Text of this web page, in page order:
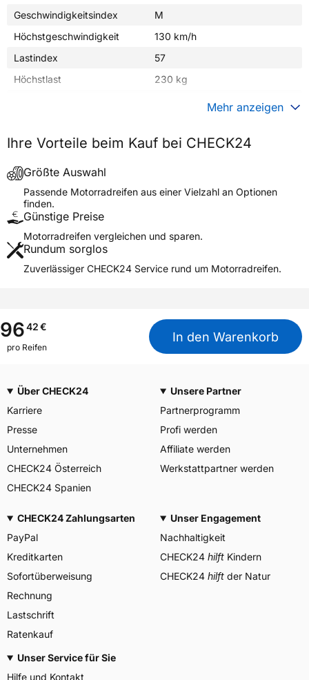
Geschwindigkeitsindex
M
Höchstgeschwindigkeit
130 km/h
Lastindex
57
Höchstlast
230 kg
Fahrzeugtyp
Motorrad
Verwendung
Modellname
SCORPION MX32 MID SOFT
Reifenposition
Motorradtyp
Motocross
Weitere Eigenschaften
M+S
Nein
M/C
Allgemeine Produktsicherheit (GPSR)
Herstellerkontakt
PIRELLI TYRE SPA, Viale
Piero e Alberto Pirelli 25
20126 Milano Italien,
consumer.support@pirelli.co
Mehr anzeigen
Ihre Vorteile beim Kauf bei CHECK24
Größte Auswahl
Passende Motorradreifen aus einer Vielzahl an Optionen
finden.
Günstige Preise
Motorradreifen vergleichen und sparen.
Rundum sorglos
Zuverlässiger CHECK24 Service rund um Motorradreifen.
9642€
pro Reifen
In den Warenkorb
Über CHECK24
Karriere
Presse
Unternehmen
CHECK24 Österreich
CHECK24 Spanien
Unsere Partner
Partnerprogramm
Profi werden
Affiliate werden
Werkstattpartner werden
CHECK24 Zahlungsarten
PayPal
Kreditkarten
Sofortüberweisung
Rechnung
Lastschrift
Ratenkauf
Unser Engagement
Nachhaltigkeit
CHECK24 hilft Kindern
CHECK24 hilft der Natur
Unser Service für Sie
Hilfe und Kontakt